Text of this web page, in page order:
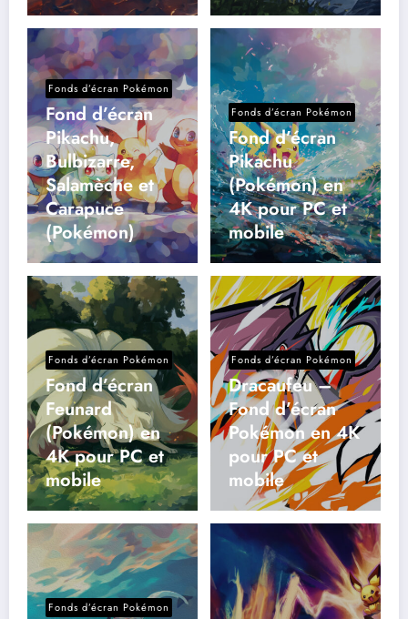
Fonds d’écran Pokémon
Fond d’écran
Pikachu,
Bulbizarre,
Salamèche et
Carapuce
(Pokémon)
Fonds d’écran Pokémon
Fond d’écran
Pikachu
(Pokémon) en
4K pour PC et
mobile
Fonds d’écran Pokémon
Fond d’écran
Feunard
(Pokémon) en
4K pour PC et
mobile
Fonds d’écran Pokémon
Dracaufeu –
Fond d’écran
Pokémon en 4K
pour PC et
mobile
Fonds d’écran Pokémon